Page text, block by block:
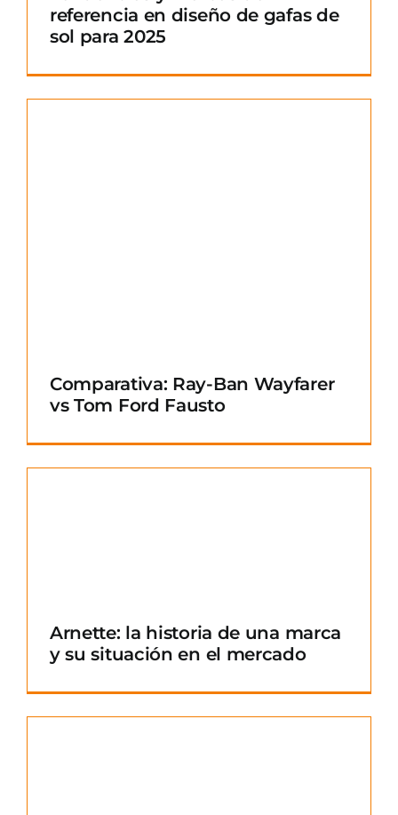
referencia en diseño de gafas de
sol para 2025
Comparativa: Ray-Ban Wayfarer
vs Tom Ford Fausto
Arnette: la historia de una marca
y su situación en el mercado